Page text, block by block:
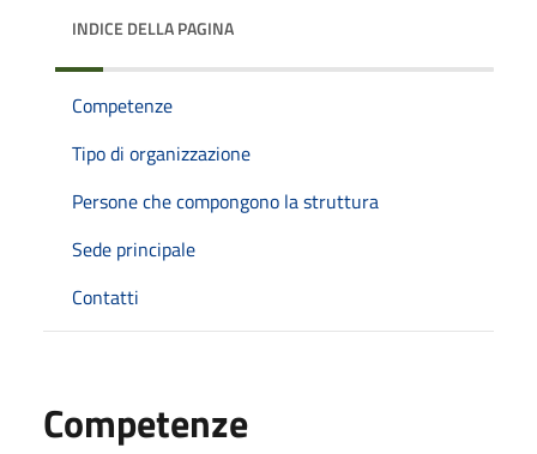
INDICE DELLA PAGINA
Competenze
Tipo di organizzazione
Persone che compongono la struttura
Sede principale
Contatti
Competenze